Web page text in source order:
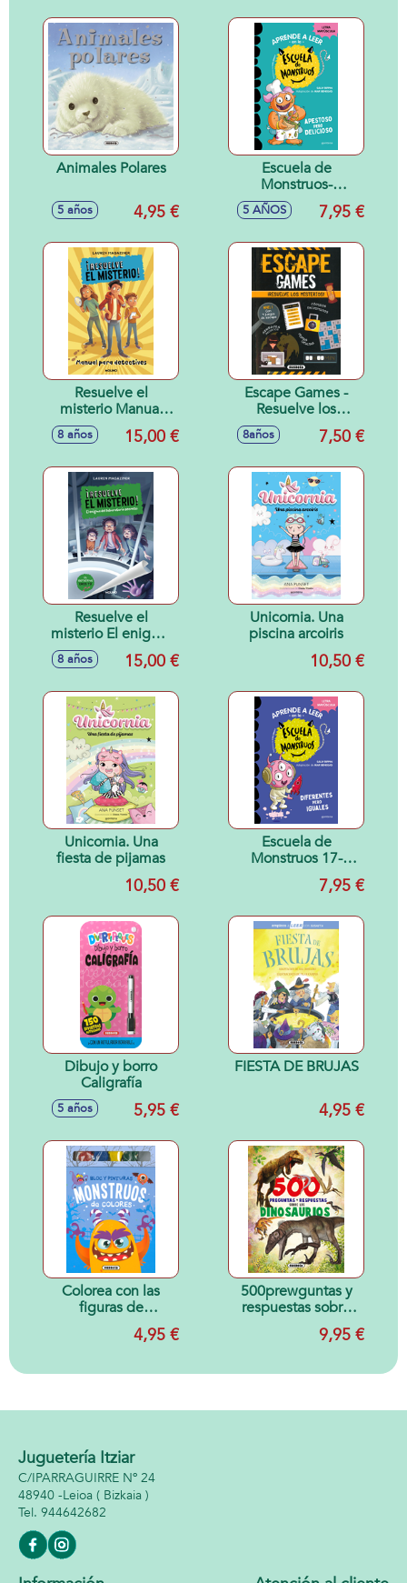
Animales Polares
5 años 4,95 €
Escuela de
Monstruos-
Apestoso pero
delicioso
5 AÑOS 7,95 €
Resuelve el
misterio Manual
para detectives
8 años 15,00 €
Escape Games -
Resuelve los
misterios
8años 7,50 €
Resuelve el
misterio El enigma
del laboratorio
secreto
8 años 15,00 €
Unicornia. Una
piscina arcoiris
10,50 €
Unicornia. Una
fiesta de pijamas
10,50 €
Escuela de
Monstruos 17-
DIFERENTES PERO
IGUALES7,95 €
Dibujo y borro
Caligrafía
5 años 5,95 €
FIESTA DE BRUJAS
4,95 €
Colorea con las
figuras de
Monstruos4,95 €
500prewguntas y
respuestas sobre
los dinosaurios
9,95 €
Juguetería Itziar
C/IPARRAGUIRRE Nº 24
48940 -Leioa ( Bizkaia )
944642682